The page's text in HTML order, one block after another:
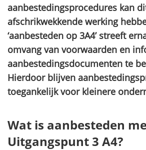
aanbestedingsprocedures kan
afschrikwekkende werking
‘aanbesteden op 3A4’ streeft
omvang van voorwaarden en
aanbestedingsdocumenten te
Hierdoor blijven
toegankelijk voor kleinere
Wat is aanbesteden
Uitgangspunt 3 A4?